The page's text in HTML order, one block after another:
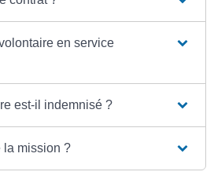
en service
est-il indemnisé ?
la mission ?